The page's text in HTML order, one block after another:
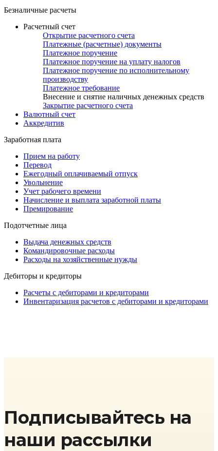
Безналичные расчеты
Расчетный счет
Открытие расчетного счета
Платежные (расчетные) документы
Платежное поручение
Платежное поручение на уплату налогов
Платежное поручение по исполнительному
производству
Платежное требование
Внесение и снятие наличных денежных средств
Закрытие расчетного счета
Валютный счет
Аккредитив
Заработная плата
Прием на работу
Перевод
Ежегодный оплачиваемый отпуск
Увольнение
Учет рабочего времени
Начисление и выплата заработной платы
Премирование
Подотчетные лица
Выдача денежных средств
Командировочные расходы
Расходы на хозяйственные нужды
Дебиторы и кредиторы
Расчеты с дебиторами и кредиторами
Инвентаризация расчетов с дебиторами и кредиторами
Подписывайтесь на
наши рассылки